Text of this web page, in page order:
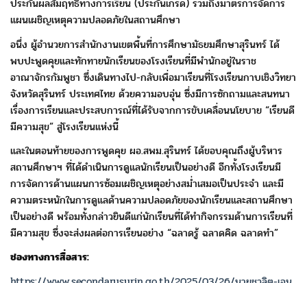
ประกันผลสัมฤทธิ์ทางการเรียน (ประกันเกรด) รวมถึงมาตรการจัดการ
แผนเผชิญเหตุความปลอดภัยในสถานศึกษา
อนึ่ง ผู้อำนวยการสำนักงานเขตพื้นที่การศึกษามัธยมศึกษาสุรินทร์ ได้
พบปะพูดคุยและทักทายนักเรียนของโรงเรียนที่มีพำนักอยู่ในราช
อาณาจักรกัมพูชา ซึ่งเดินทางไป-กลับเพื่อมาเรียนที่โรงเรียนกาบเชิงวิทยา
จังหวัดสุรินทร์ ประเทศไทย ด้วยความอบอุ่น ซึ่งมีการซักถามและสนทนา
เรื่องการเรียนและประสบการณ์ที่ได้รับจากการขับเคลื่อนนโยบาย “เรียนดี
มีความสุข” สู่โรงเรียนแห่งนี้
และในตอนท้ายของการพูดคุย ผอ.สพม.สุรินทร์ ได้ขอบคุณถึงผู้บริหาร
สถานศึกษาฯ ที่ได้ดำเนินการดูแลนักเรียนเป็นอย่างดี อีกทั้งโรงเรียนมี
การจัดการด้านแผนการซ้อมเผชิญเหตุอย่างสม่ำเสมอเป็นประจำ และมี
ความตระหนักในการดูแลด้านความปลอดภัยของนักเรียนและสถานศึกษา
เป็นอย่างดี พร้อมทั้งกล่าวยินดีแก่นักเรียนที่ได้ทำกิจกรรมด้านการเรียนที่
มีความสุข ซึ่งจะส่งผลต่อการเรียนอย่าง “ฉลาดรู้ ฉลาดคิด ฉลาดทำ”
ช่องทางการสื่อสาร: